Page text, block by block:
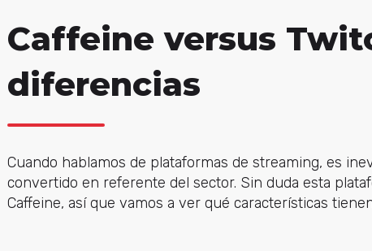
Caffeine versus
diferencias
Cuando hablamos de plataformas de streaming, es
convertido en referente del sector. Sin duda esta
Caffeine, así que vamos a ver qué características